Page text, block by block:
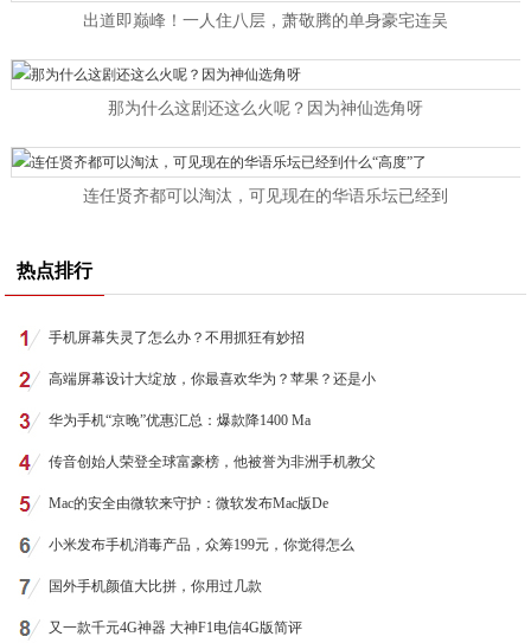
出道即巅峰！一人住八层，萧敬腾的单身豪宅连吴
那为什么这剧还这么火呢？因为神仙选角呀
连任贤齐都可以淘汰，可见现在的华语乐坛已经到
热点排行
手机屏幕失灵了怎么办？不用抓狂有妙招
高端屏幕设计大绽放，你最喜欢华为？苹果？还是小
华为手机“京晚”优惠汇总：爆款降1400 Ma
传音创始人荣登全球富豪榜，他被誉为非洲手机教父
Mac的安全由微软来守护：微软发布Mac版De
小米发布手机消毒产品，众筹199元，你觉得怎么
国外手机颜值大比拼，你用过几款
又一款千元4G神器 大神F1电信4G版简评